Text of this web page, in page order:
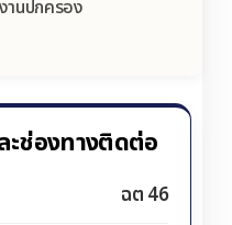
านปกครอง
ช่องทางติดต่อ
ฉต 46